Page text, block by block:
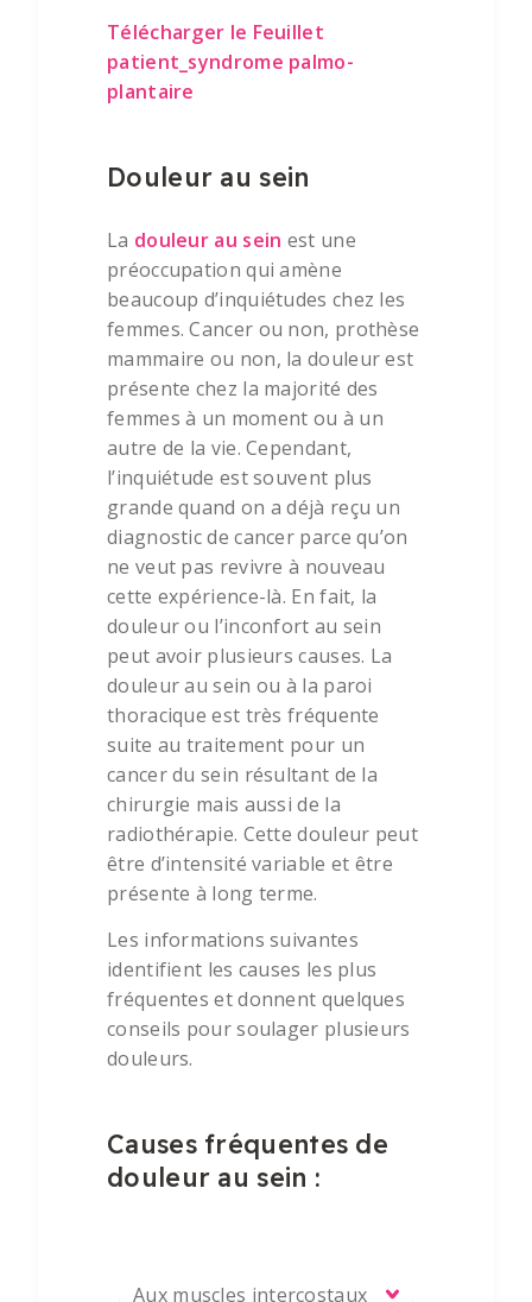
Télécharger le Feuillet
patient_syndrome palmo-
plantaire
Douleur au sein
La douleur au sein est une
préoccupation qui amène
beaucoup d’inquiétudes chez les
femmes. Cancer ou non, prothèse
mammaire ou non, la douleur est
présente chez la majorité des
femmes à un moment ou à un
autre de la vie. Cependant,
l’inquiétude est souvent plus
grande quand on a déjà reçu un
diagnostic de cancer parce qu’on
ne veut pas revivre à nouveau
cette expérience-là. En fait, la
douleur ou l’inconfort au sein
peut avoir plusieurs causes. La
douleur au sein ou à la paroi
thoracique est très fréquente
suite au traitement pour un
cancer du sein résultant de la
chirurgie mais aussi de la
radiothérapie. Cette douleur peut
être d’intensité variable et être
présente à long terme.
Les informations suivantes
identifient les causes les plus
fréquentes et donnent quelques
conseils pour soulager plusieurs
douleurs.
Causes fréquentes de
douleur au sein :
Aux muscles intercostaux